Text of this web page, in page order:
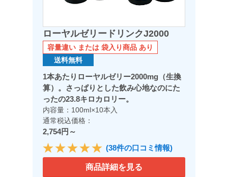
ローヤルゼリードリンクJ2000
容量違い または 袋入り商品 あり
送料無料
1本あたりローヤルゼリー2000mg（生換
算）。さっぱりとした飲み心地なのにた
ったの23.8キロカロリー。
内容量：100ml×10本入
通常税込価格：
2,754円～
(38件の口コミ情報)
商品詳細を見る